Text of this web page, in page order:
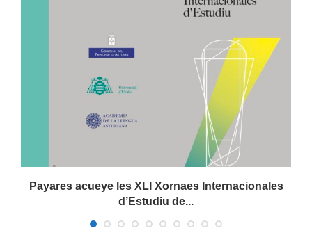
Payares acueye les XLI Xornaes Internacionales
d’Estudiu de...